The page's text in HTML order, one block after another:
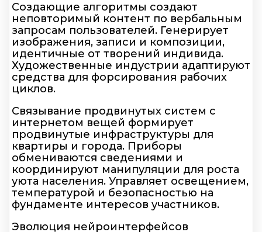
Создающие алгоритмы создают
неповторимый контент по вербальным
запросам пользователей. Генерирует
изображения, записи и композиции,
идентичные от творений индивида.
Художественные индустрии адаптируют
средства для форсирования рабочих
циклов.
Связывание продвинутых систем с
интернетом вещей формирует
продвинутые инфраструктуры для
квартиры и города. Приборы
обмениваются сведениями и
координируют манипуляции для роста
уюта населения. Управляет освещением,
температурой и безопасностью на
фундаменте интересов участников.
Эволюция нейроинтерфейсов